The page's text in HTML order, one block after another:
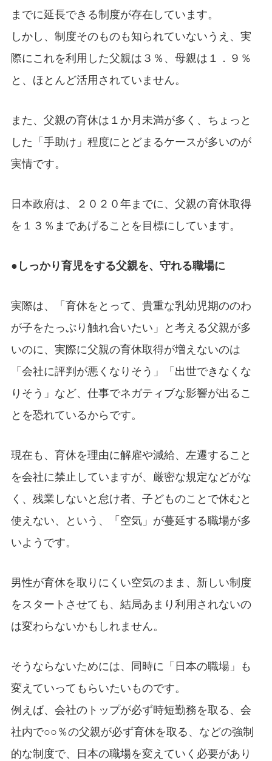
までに延長できる制度が存在しています。
しかし、制度そのものも知られていないうえ、実
際にこれを利用した父親は３％、母親は１．９％
と、ほとんど活用されていません。
また、父親の育休は１か月未満が多く、ちょっと
した「手助け」程度にとどまるケースが多いのが
実情です。
日本政府は、２０２０年までに、父親の育休取得
を１３％まであげることを目標にしています。
●しっかり育児をする父親を、守れる職場に
実際は、「育休をとって、貴重な乳幼児期ののわ
が子をたっぷり触れ合いたい」と考える父親が多
いのに、実際に父親の育休取得が増えないのは
「会社に評判が悪くなりそう」「出世できなくな
りそう」など、仕事でネガティブな影響が出るこ
とを恐れているからです。
現在も、育休を理由に解雇や減給、左遷すること
を会社に禁止していますが、厳密な規定などがな
く、残業しないと怠け者、子どものことで休むと
使えない、という、「空気」が蔓延する職場が多
いようです。
男性が育休を取りにくい空気のまま、新しい制度
をスタートさせても、結局あまり利用されないの
は変わらないかもしれません。
そうならないためには、同時に「日本の職場」も
変えていってもらいたいものです。
例えば、会社のトップが必ず時短勤務を取る、会
社内で○○％の父親が必ず育休を取る、などの強制
的な制度で、日本の職場を変えていく必要があり